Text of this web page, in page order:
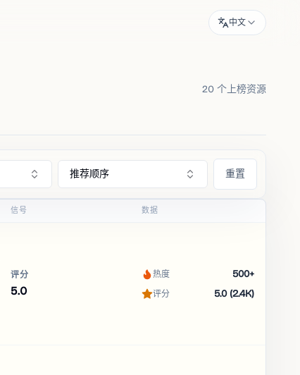
中文
20 个上榜资源
推荐顺序 重置
信号 数据
评分
5.0
热度 500+
评分 5.0 (2.4K)